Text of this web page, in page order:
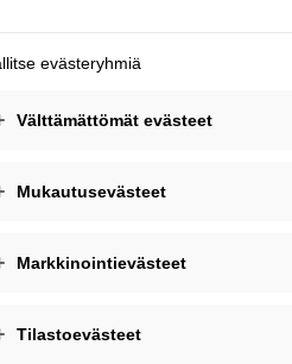
elit. Donec urna nunc,
at pretium ligula. Ut accumsan